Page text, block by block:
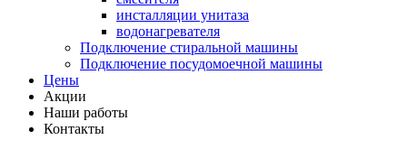
инсталляции унитаза
водонагревателя
Подключение стиральной машины
Подключение посудомоечной машины
Цены
Акции
Наши работы
Контакты